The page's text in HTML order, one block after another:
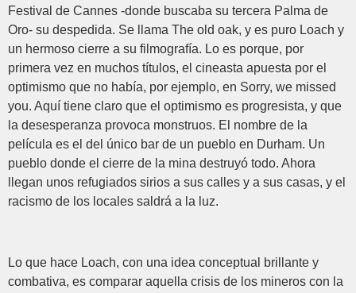
Festival de Cannes -donde buscaba su tercera Palma de
Oro- su despedida. Se llama The old oak, y es puro Loach y
un hermoso cierre a su filmografía. Lo es porque, por
primera vez en muchos títulos, el cineasta apuesta por el
optimismo que no había, por ejemplo, en Sorry, we missed
you. Aquí tiene claro que el optimismo es progresista, y que
la desesperanza provoca monstruos. El nombre de la
película es el del único bar de un pueblo en Durham. Un
pueblo donde el cierre de la mina destruyó todo. Ahora
llegan unos refugiados sirios a sus calles y a sus casas, y el
racismo de los locales saldrá a la luz.
Lo que hace Loach, con una idea conceptual brillante y
combativa, es comparar aquella crisis de los mineros con la